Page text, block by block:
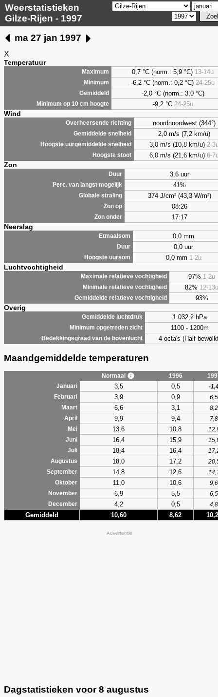
Weerstatistieken
Gilze-Rijen - 1997
ma 27 jan 1997
X
Temperatuur
Maximum 0,7 °C (norm.: 5,9 °C) 13-14u
Minimum -6,2 °C (norm.: 0,2 °C) 24-25u
Gemiddeld -2,0 °C (norm.: 3,0 °C)
Minimum op 10 cm hoogte -9,2 °C 24-25u
Wind
Overheersende richting noordnoordwest (344°)
Gemiddelde snelheid 2,0 m/s (7,2 km/u)
Hoogste uurgemiddelde snelheid 3,0 m/s (10,8 km/u) 2-
Hoogste stoot 6,0 m/s (21,6 km/u) 6-
Zon
Duur 3,6 uur
Perc. van langst mogelijk 41%
Globale straling 374 J/cm² (43,3 W/m²)
Zon op 08:26
Zon onder 17:17
Neerslag
Etmaalsom 0,0 mm
Duur 0,0 uur
Hoogste uursom 0,0 mm 1-2u
Luchtvochtigheid
Maximale relatieve vochtigheid 97% 1-2u
Minimale relatieve vochtigheid 82% 12-13u
Gemiddelde relatieve vochtigheid 93%
Overig
Gemiddelde luchtdruk 1.032,2 hPa
Minimum opgetreden zicht 1100 - 1200m
Bedekkingsgraad van de bovenlucht 4 octa's (Half
Maandgemiddelde temperaturen
Normaal 1996
Januari
3,5 0,5
-
Februari
3,9 0,9
6,5
Maart
6,6 3,1
8,2
April
9,9 9,4
7,8
Mei
13,6 10,8
Juni
16,4 15,9
Juli
18,4 16,4
Augustus
18,0 17,2
September
14,8 12,6
Oktober
11,0 10,6
9,6
November
6,9 5,5
6,5
December
4,2 0,5 4,8
Gemiddeld 10,60 8,62
Advertentie
Dagstatistieken voor 8 augustus